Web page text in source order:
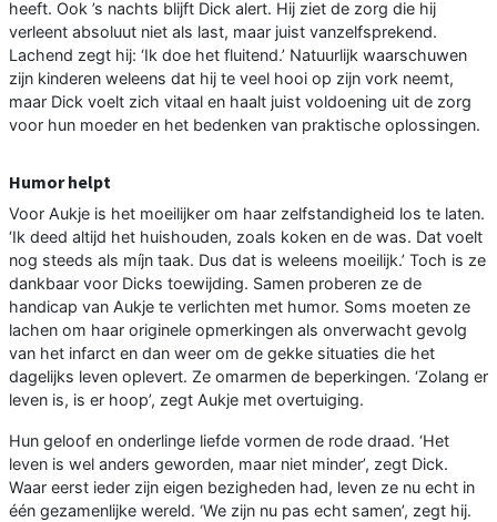
heeft. Ook ’s nachts blijft Dick alert. Hij ziet de zorg die hij
verleent absoluut niet als last, maar juist vanzelfsprekend.
Lachend zegt hij: ‘Ik doe het fluitend.’ Natuurlijk waarschuwen
zijn kinderen weleens dat hij te veel hooi op zijn vork neemt,
maar Dick voelt zich vitaal en haalt juist voldoening uit de zorg
voor hun moeder en het bedenken van praktische oplossingen.
Humor helpt
Voor Aukje is het moeilijker om haar zelfstandigheid los te laten.
‘Ik deed altijd het huishouden, zoals koken en de was. Dat voelt
nog steeds als míjn taak. Dus dat is weleens moeilijk.’ Toch is ze
dankbaar voor Dicks toewijding. Samen proberen ze de
handicap van Aukje te verlichten met humor. Soms moeten ze
lachen om haar originele opmerkingen als onverwacht gevolg
van het infarct en dan weer om de gekke situaties die het
dagelijks leven oplevert. Ze omarmen de beperkingen. ‘Zolang er
leven is, is er hoop’, zegt Aukje met overtuiging.
Hun geloof en onderlinge liefde vormen de rode draad. ‘Het
leven is wel anders geworden, maar niet minder’, zegt Dick.
Waar eerst ieder zijn eigen bezigheden had, leven ze nu echt in
één gezamenlijke wereld. ‘We zijn nu pas echt samen’, zegt hij.